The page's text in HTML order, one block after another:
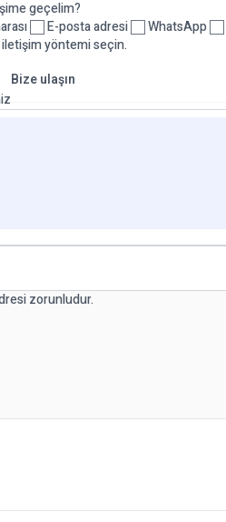
geçelim?
E-posta adresi WhatsApp
yöntemi seçin.
zorunludur.
Bize ulaşın